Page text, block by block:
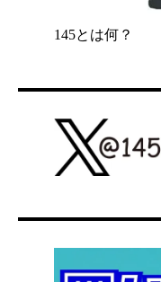
145とは何？